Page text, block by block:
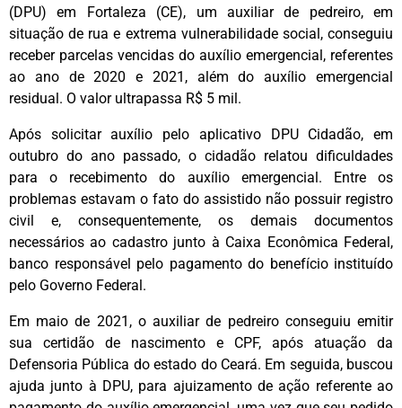
(DPU) em Fortaleza (CE), um auxiliar de pedreiro, em
situação de rua e extrema vulnerabilidade social, conseguiu
receber parcelas vencidas do auxílio emergencial, referentes
ao ano de 2020 e 2021, além do auxílio emergencial
residual. O valor ultrapassa R$ 5 mil.
Após solicitar auxílio pelo aplicativo DPU Cidadão, em
outubro do ano passado, o cidadão relatou dificuldades
para o recebimento do auxílio emergencial. Entre os
problemas estavam o fato do assistido não possuir registro
civil e, consequentemente, os demais documentos
necessários ao cadastro junto à Caixa Econômica Federal,
banco responsável pelo pagamento do benefício instituído
pelo Governo Federal.
Em maio de 2021, o auxiliar de pedreiro conseguiu emitir
sua certidão de nascimento e CPF, após atuação da
Defensoria Pública do estado do Ceará. Em seguida, buscou
ajuda junto à DPU, para ajuizamento de ação referente ao